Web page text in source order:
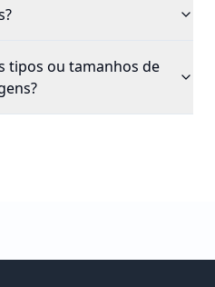
tipos ou tamanhos de